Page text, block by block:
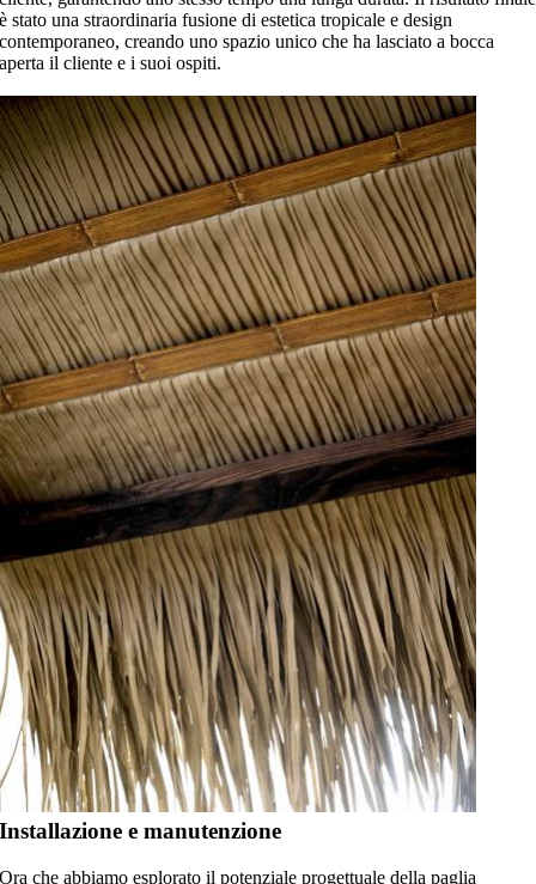
è stato una straordinaria fusione di estetica tropicale e design
contemporaneo, creando uno spazio unico che ha lasciato a bocca
aperta il cliente e i suoi ospiti.
Installazione e manutenzione
Ora che abbiamo esplorato il potenziale progettuale della paglia